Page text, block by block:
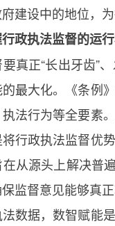
建设中的地位，
政执法监督的运
真正“长出牙齿”
最大化。《条例
法行为等全要素
行政执法监督优
从源头上解决普
监督意见能够真
数据，数智赋能